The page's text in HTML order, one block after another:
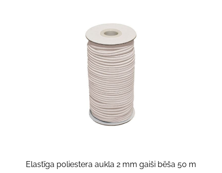
Elastīga poliestera aukla 2 mm gaiši bēša 50 m